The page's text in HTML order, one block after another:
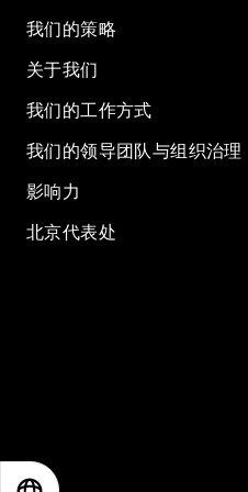
我们的策略
关于我们
我们的工作方式
我们的领导团队与组织治理
影响力
北京代表处